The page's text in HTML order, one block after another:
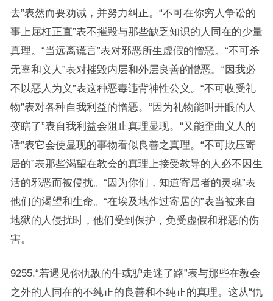
去”表然而要劝诫，并努力纠正。“不可在你穷人争讼的
事上屈枉正直”表不摧毁与那些缺乏知识的人同在的少量
真理。“当远离谎言”表对邪恶所生虚假的憎恶。“不可杀
无辜和义人”表对摧毁内层和外层良善的憎恶。“因我必
不以恶人为义”表这种恶毒违背神性公义。“不可收受礼
物”表对各种自我利益的憎恶。“因为礼物能叫开眼的人
变瞎了”表自我利益会阻止真理显现。“又能歪曲义人的
话”表它会使显现的事物看似良善之真理。“不可欺压寄
居的”表那些渴望在教会的真理上接受教导的人必不因生
活的邪恶而被侵扰。“因为你们，知道寄居者的灵魂”表
他们的渴望和生命。“在埃及地作过寄居的”表当被来自
地狱的人侵扰时，他们受到保护，免受虚假和邪恶的伤
害。
9255.“若遇见你仇敌的牛或驴走迷了路”表与那些在教会
之外的人同在的不纯正的良善和不纯正的真理。这从“仇